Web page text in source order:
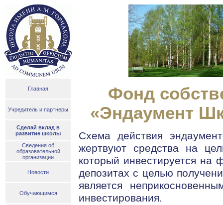
Главная
Учредитель и партнеры
Сделай вклад в
развитие школы
Сведения об
образовательной
организации
Новости
Обучающимся
Фонд
«Эндаумент
Схема действия
жертвуют средства на
который инвестируется
депозитах с целью
является
инвестирования.